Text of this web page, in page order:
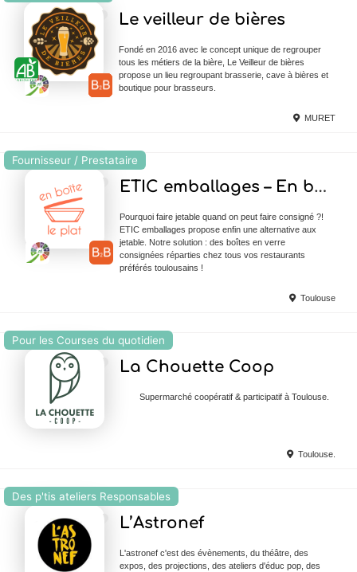
Le veilleur de bières
Fondé en 2016 avec le concept unique de regrouper
tous les métiers de la bière, Le Veilleur de bières
propose un lieu regroupant brasserie, cave à bières et
boutique pour brasseurs.
MURET
Fournisseur / Prestataire
ETIC emballages – En boîte le plat
Pourquoi faire jetable quand on peut faire consigné ?!
ETIC emballages propose enfin une alternative aux
jetable. Notre solution : des boîtes en verre
consignées réparties chez tous vos restaurants
préférés toulousains !
Toulouse
Pour les Courses du quotidien
La Chouette Coop
Supermarché coopératif & participatif à Toulouse.
Toulouse.
Des p'tis ateliers Responsables
L’Astronef
L'astronef c'est des évènements, du théâtre, des
expos, des projections, des ateliers d'éduc pop, des